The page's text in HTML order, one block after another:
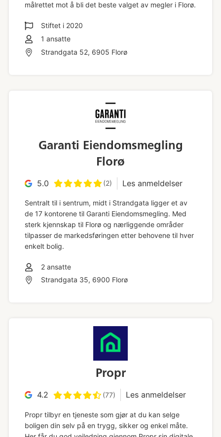
målrettet mot å bli det beste valget av megler i Florø.
Stiftet i 2020
1 ansatte
Strandgata 52, 6905 Florø
Garanti Eiendomsmegling
Florø
5.0 (2) Les anmeldelser
Sentralt til i sentrum, midt i Strandgata ligger et av
de 17 kontorene til Garanti Eiendomsmegling. Med
sterk kjennskap til Florø og nærliggende områder
tilpasser de markedsføringen etter behovene til hver
enkelt bolig.
2ansatte
Strandgata 35, 6900 Florø
Propr
4.2 (77) Les anmeldelser
Propr tilbyr en tjeneste som gjør at du kan selge
boligen din selv på en trygg, sikker og enkel måte.